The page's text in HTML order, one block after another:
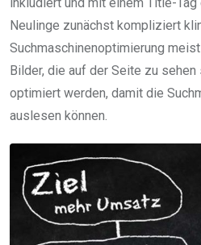
Neulinge zunächst kompliziert
Suchmaschinenoptimierung
Bilder, die auf der Seite zu
optimiert werden, damit die
auslesen können.